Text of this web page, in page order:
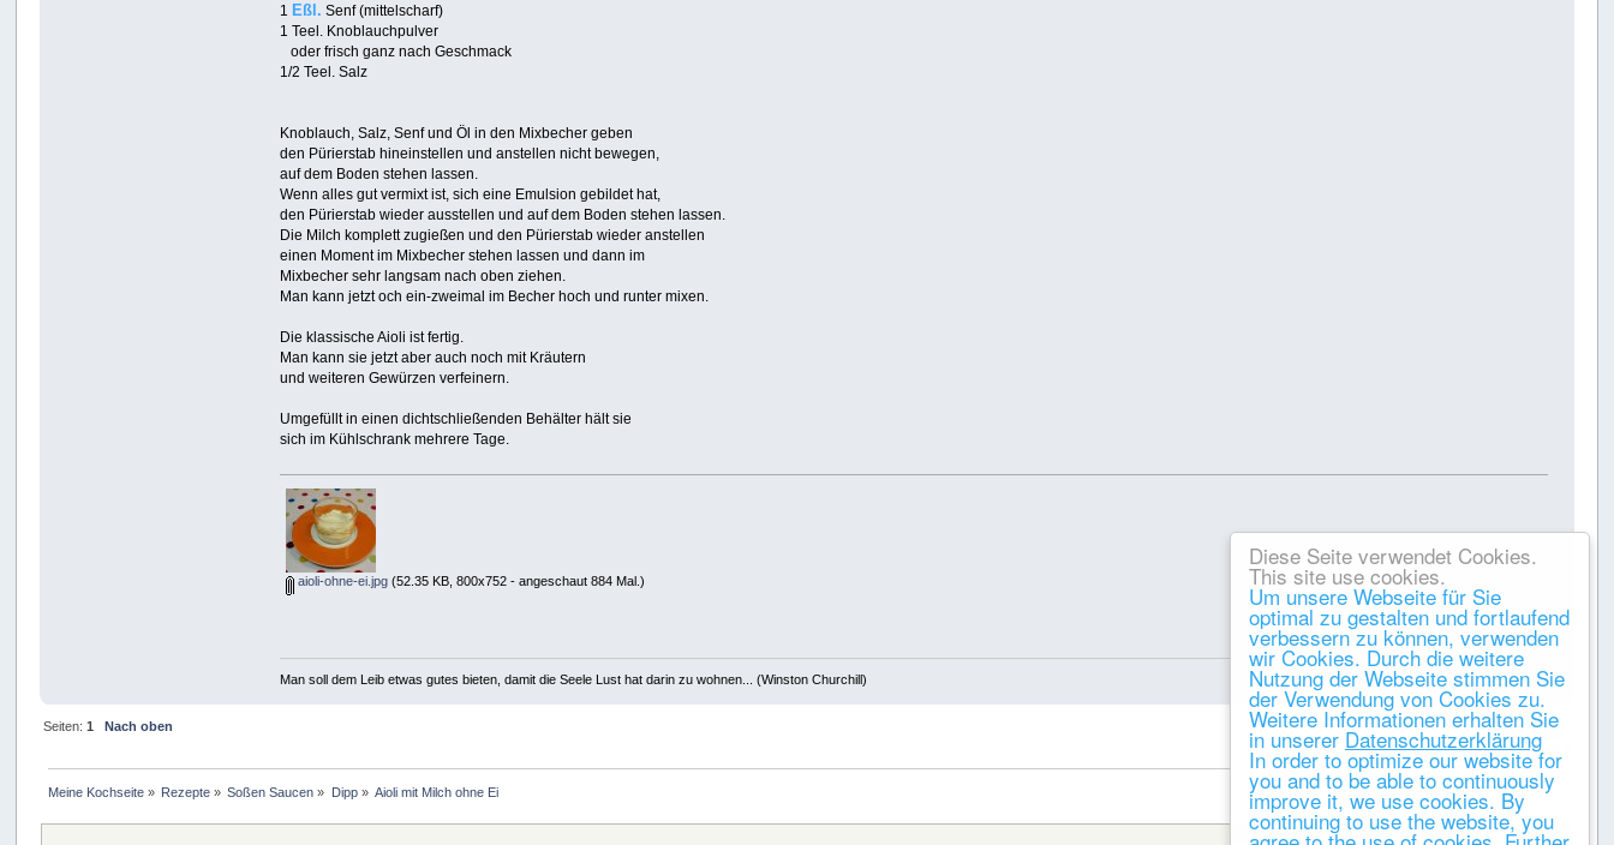
Diese Seite verwendet Cookies.
This site use cookies.
Um unsere Webseite für Sie
optimal zu gestalten und fortlaufend
verbessern zu können, verwenden
wir Cookies. Durch die weitere
Nutzung der Webseite stimmen Sie
der Verwendung von Cookies zu.
Weitere Informationen erhalten Sie
in unserer Datenschutzerklärung
In order to optimize our website for
you and to be able to continuously
improve it, we use cookies. By
continuing to use the website, you
1 Eßl. Senf (mittelscharf)
1 Teel. Knoblauchpulver
oder frisch ganz nach Geschmack
1/2 Teel. Salz
Knoblauch, Salz, Senf und Öl in den Mixbecher geben
den Pürierstab hineinstellen und anstellen nicht bewegen,
auf dem Boden stehen lassen.
Wenn alles gut vermixt ist, sich eine Emulsion gebildet hat,
den Pürierstab wieder ausstellen und auf dem Boden stehen lassen.
Die Milch komplett zugießen und den Pürierstab wieder anstellen
einen Moment im Mixbecher stehen lassen und dann im
Mixbecher sehr langsam nach oben ziehen.
Man kann jetzt och ein-zweimal im Becher hoch und runter mixen.
Die klassische Aioli ist fertig.
Man kann sie jetzt aber auch noch mit Kräutern
und weiteren Gewürzen verfeinern.
Umgefüllt in einen dichtschließenden Behälter hält sie
sich im Kühlschrank mehrere Tage.
aioli-ohne-ei.jpg (52.35 KB, 800x752 - angeschaut 884 Mal.)
Gespeichert
Man soll dem Leib etwas gutes bieten, damit die Seele Lust hat darin zu wohnen... (Winston Churchill)
DRUCKEN
Seiten: 1
Nach oben
« vorheriges nächstes »
Meine Kochseite» Rezepte » Soßen Saucen » Dipp» Aioli mit Milch ohne Ei
Gehe zu: